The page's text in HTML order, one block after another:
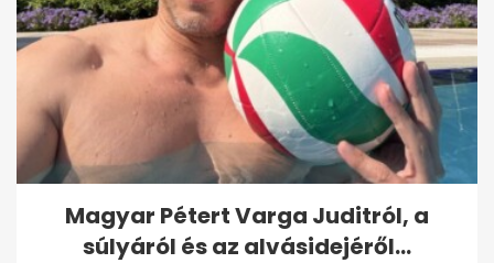
Magyar Pétert Varga Juditról, a
súlyáról és az alvásidejéről...